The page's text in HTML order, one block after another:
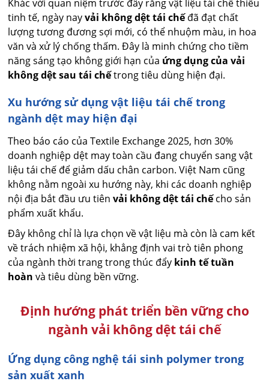
Khác với quan niệm trước đây rằng vật liệu tái chế thiếu
tinh tế, ngày nayvải không dệt tái chếđã đạt chất
lượng tương đương sợi mới, có thể nhuộm màu, in hoa
văn và xử lý chống thấm. Đây là minh chứng cho tiềm
năng sáng tạo không giới hạn của ứng dụng của vải
không dệt sau tái chếtrong tiêu dùng hiện đại.
Xu hướng sử dụng vật liệu tái chế trong
ngành dệt may hiện đại
Theo báo cáo của Textile Exchange 2025, hơn 30%
doanh nghiệp dệt may toàn cầu đang chuyển sang vật
liệu tái chế để giảm dấu chân carbon. Việt Nam cũng
không nằm ngoài xu hướng này, khi các doanh nghiệp
nội địa bắt đầu ưu tiênvải không dệt tái chếcho sản
phẩm xuất khẩu.
Đây không chỉ là lựa chọn về vật liệu mà còn là cam kết
về trách nhiệm xã hội, khẳng định vai trò tiên phong
của ngành thời trang trong thúc đẩy kinh tế tuần
hoàn và tiêu dùng bền vững.
Định hướng phát triển bền vững cho
ngành vải không dệt tái chế
Ứng dụng công nghệ tái sinh polymer trong
sản xuất xanh